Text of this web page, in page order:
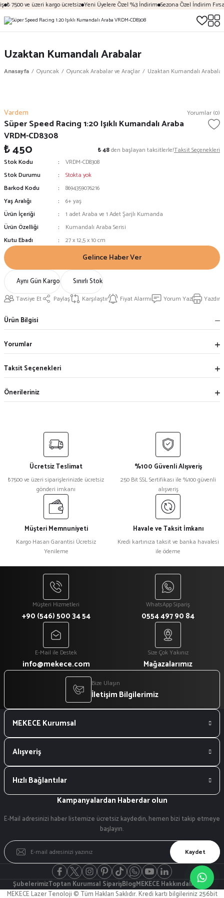
₺ 7500 ve üzeri kargo ücretsiz Yeni Üyelere Özel %3 İndirim Sezona Özel İndirim
Uzaktan Kumandalı Arabalar
Anasayfa Oyuncak Oyuncak Arabalar ve Araçlar Uzaktan Kumandalı Arabalar
Vardem Yorumlar (0)
Süper Speed Racing 1:20 Işıklı Kumandalı Araba
VRDM-CD8308
₺ 450 ₺ 48den başlayan taksitlerle!Taksit Seçenekleri
Stok Kodu
VRDM-CD8308
Stok Durumu
Stokta yok
Barkod Kodu
8694359076216
Yaş Aralığı
6+ yaş
Ürün İçeriği
1 adet Araba ve 1 Adet Şarjlı Kumanda
Ürün Özelliği
Kumandalı Araba Serisi
Kutu Ebadı
27 x 12,5 x 10 cm
Gelince Haber Ver
Aynı Gün Kargo Sınırlı Stok
Tavsiye Et Paylaş Karşılaştır Fiyat Alarmı Yorum Yaz Yazdır
Ürün Bilgisi
Yorumlar
Taksit Seçenekleri
Önerileriniz
Ücretsiz Teslimat
₺7500 ve üzeri siparişlerinizde ücretsiz
gönderi imkanı
%100 Güvenli Alışveriş
250 Bit SSL Sertifikası ile %100 güvenli
alışveriş
Müşteri Memnuniyeti
Kargo Hasarı Garantisi Ücretsiz
Yenileme
Havale ve Taksit İmkanı
Kredi kartınıza taksit ve banka havalesi
ile ödeme
Müşteri Hizmetleri
+90 (546) 500 34 54
WhatsApp Sipariş
0554 497 90 84
E-Mail ile Destek
info@mekece.com
Size Çok Yakınız
Mağazalarımız
Bize Ulaşın
İletişim Bilgilerimiz
MEKECE Kurumsal
Alışveriş
Hızlı Bağlantılar
Kampanyalardan Haberdar olun
E-Mail adresinizi haber listemize ücretsiz kaydedin, hemen bizi takip etmeye
başlayın.
Kaydet
ŞubelerimizToptan Kurumsal SiparişBlogMEKECE Hakkındaİletişim
MEKECE Lazer Tenoloji © Tüm Hakları Saklıdır. Kredi kartı bilgileriniz 256bit